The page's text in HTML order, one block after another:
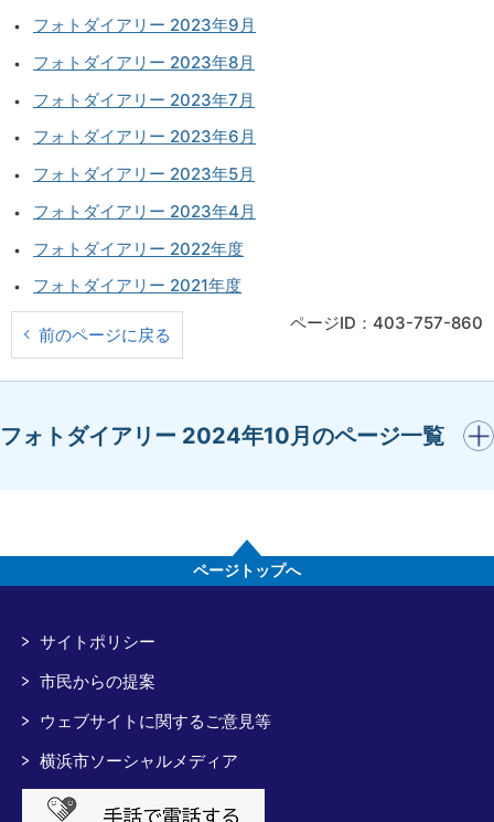
フォトダイアリー 2023年9月
フォトダイアリー 2023年8月
フォトダイアリー 2023年7月
フォトダイアリー 2023年6月
フォトダイアリー 2023年5月
フォトダイアリー 2023年4月
フォトダイアリー 2022年度
フォトダイアリー 2021年度
前のページに戻る
ページID：403-757-860
フォトダイアリー 2024年10月のページ一覧
開く
ページトップへ
サイトポリシー
市民からの提案
ウェブサイトに関するご意見等
横浜市ソーシャルメディア